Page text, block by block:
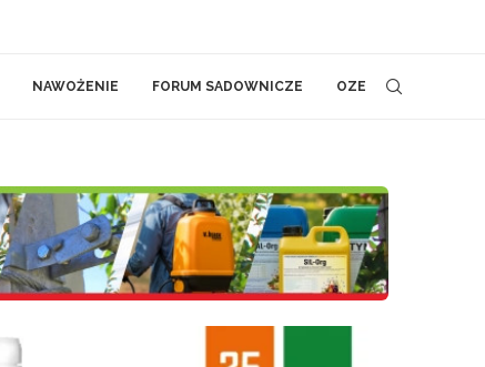
NAWOŻENIE FORUM SADOWNICZE OZE